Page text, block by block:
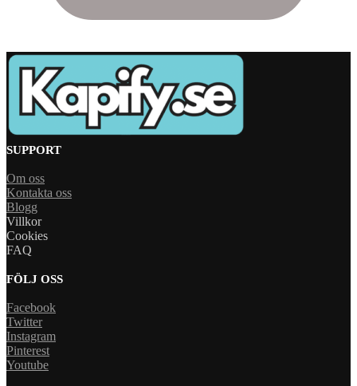
SUPPORT
Om oss
Kontakta oss
Blogg
Villkor
Cookies
FAQ
FÖLJ OSS
Facebook
Twitter
Instagram
Pinterest
Youtube